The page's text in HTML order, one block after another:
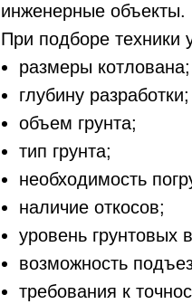
инженерные объекты.
При подборе техники
размеры котлована;
глубину разработки;
объем грунта;
тип грунта;
необходимость
наличие откосов;
уровень грунтовых
возможность
требования к